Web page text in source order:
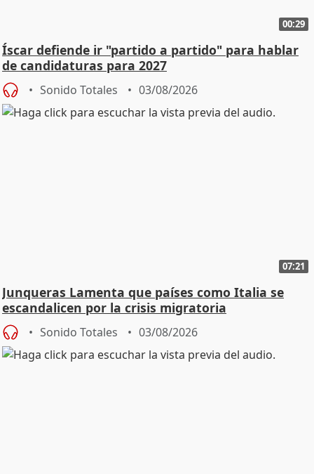
00:29
Íscar defiende ir "partido a partido" para hablar
de candidaturas para 2027
Sonido Totales 03/08/2026
07:21
Junqueras Lamenta que países como Italia se
escandalicen por la crisis migratoria
Sonido Totales 03/08/2026